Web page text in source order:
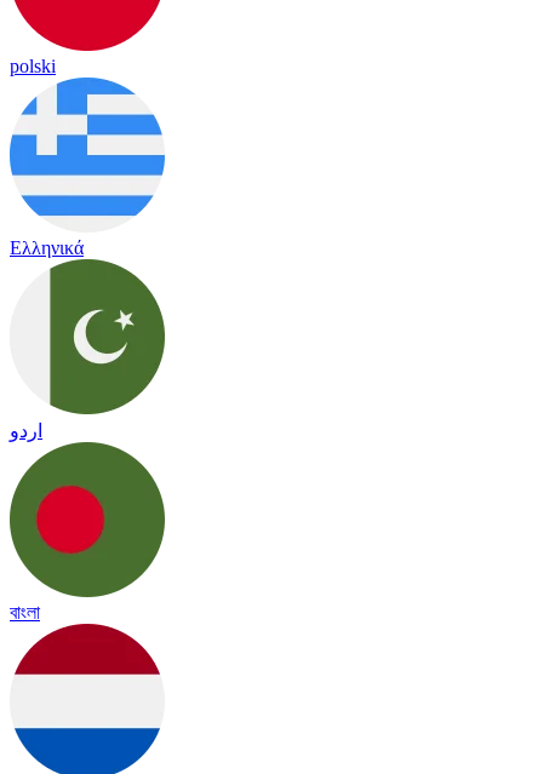
polski
Ελληνικά
اردو
বাংলা